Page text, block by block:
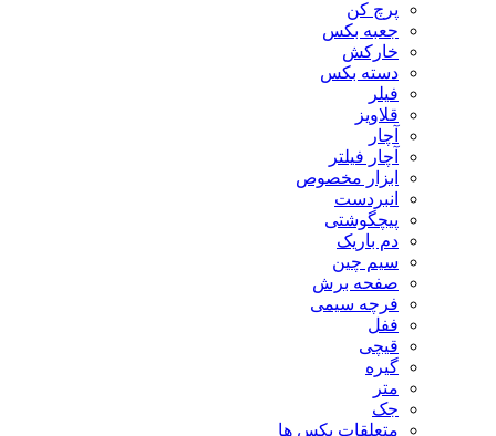
پرچ کن
جعبه بکس
خارکش
دسته بکس
فیلر
قلاویز
آچار
آچار فیلتر
ابزار مخصوص
انبردست
پیچگوشتی
دم باریک
سیم چین
صفحه برش
فرچه سیمی
ففل
قیچی
گیره
متر
جک
متعلقات بکس ها